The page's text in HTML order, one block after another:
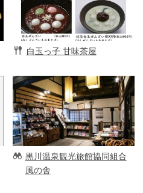
白玉っ子 甘味茶屋
黒川温泉観光旅館協同組合
風の舎